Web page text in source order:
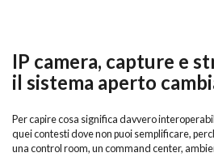
IP camera, capture e
il sistema aperto
Per capire cosa significa davvero
quei contesti dove non puoi semplificare,
una control room, un command center,